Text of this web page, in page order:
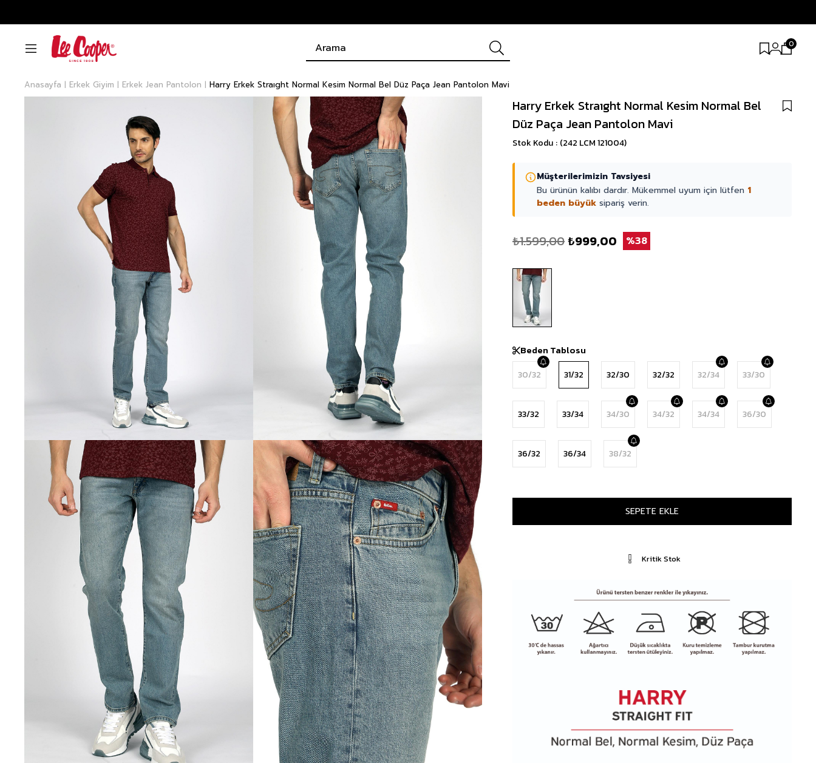
0
Anasayfa Erkek Giyim Erkek Jean Pantolon Harry Erkek Straıght Normal Kesim Normal Bel Düz Paça Jean Pantolon Mavi
Harry Erkek Straıght Normal Kesim Normal Bel
Düz Paça Jean Pantolon Mavi
Stok Kodu (242 LCM 121004)
Müşterilerimizin Tavsiyesi
Bu ürünün kalıbı dardır. Mükemmel uyum için lütfen 1
beden büyük sipariş verin.
₺1.599,00₺999,00 38
Beden Tablosu
30/32 31/32 32/30 32/32 32/34 33/30
33/32 33/34 34/30 34/32 34/34 36/30
36/32 36/34 38/32
Kritik Stok